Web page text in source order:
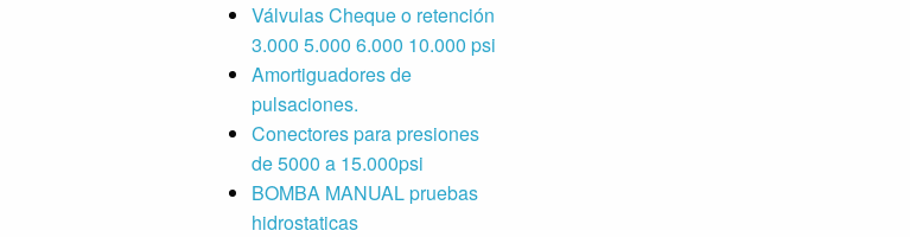
Válvulas Cheque o retención
3.000 5.000 6.000 10.000 psi
Amortiguadores de
pulsaciones.
Conectores para presiones
de 5000 a 15.000psi
BOMBA MANUAL pruebas
hidrostaticas